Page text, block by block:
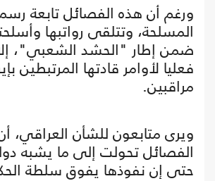
ورغم أن هذه الفصائل تابعة
المسلحة، وتتلقى رواتبها
ضمن إطار "الحشد الشعبي"،
فعليا لأوامر قادتها المرتبطين
مراقبين.
ويرى متابعون للشأن العراقي،
الفصائل تحولت إلى ما يشبه
حتى إن نفوذها يفوق سلطة